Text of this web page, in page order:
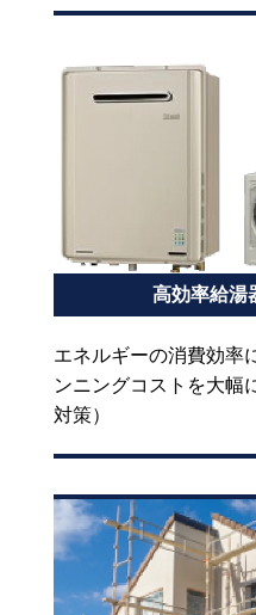
高効率給湯
エネルギーの消費効率
ンニングコストを大幅
対策）